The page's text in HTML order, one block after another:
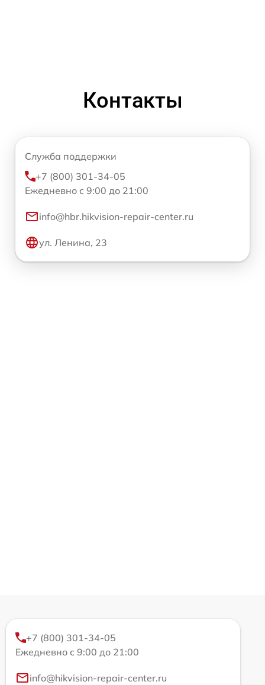
Контакты
Служба поддержки
+7 (800) 301-34-05
Ежедневно с 9:00 до 21:00
info@hbr.hikvision-repair-center.ru
ул. Ленина, 23
+7 (800) 301-34-05
Ежедневно с 9:00 до 21:00
info@hikvision-repair-center.ru